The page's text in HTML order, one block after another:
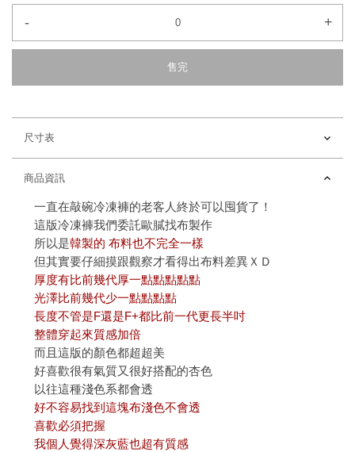
- +
售完
尺寸表
商品資訊
一直在敲碗冷凍褲的老客人終於可以囤貨了！
這版冷凍褲我們委託歐膩找布製作
所以是韓製的 布料也不完全一樣
但其實要仔細摸跟觀察才看得出布料差異ＸＤ
厚度有比前幾代厚一點點點點點
光澤比前幾代少一點點點點
長度不管是F還是F+都比前一代更長半吋
整體穿起來質感加倍
而且這版的顏色都超超美
好喜歡很有氣質又很好搭配的杏色
以往這種淺色系都會透
好不容易找到這塊布淺色不會透
喜歡必須把握
我個人覺得深灰藍也超有質感